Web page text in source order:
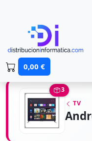
0,00 €
3
TV